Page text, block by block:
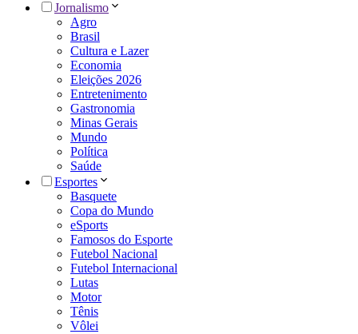
Jornalismo
Agro
Brasil
Cultura e Lazer
Economia
Eleições 2026
Entretenimento
Gastronomia
Minas Gerais
Mundo
Política
Saúde
Esportes
Basquete
Copa do Mundo
eSports
Famosos do Esporte
Futebol Nacional
Futebol Internacional
Lutas
Motor
Tênis
Vôlei